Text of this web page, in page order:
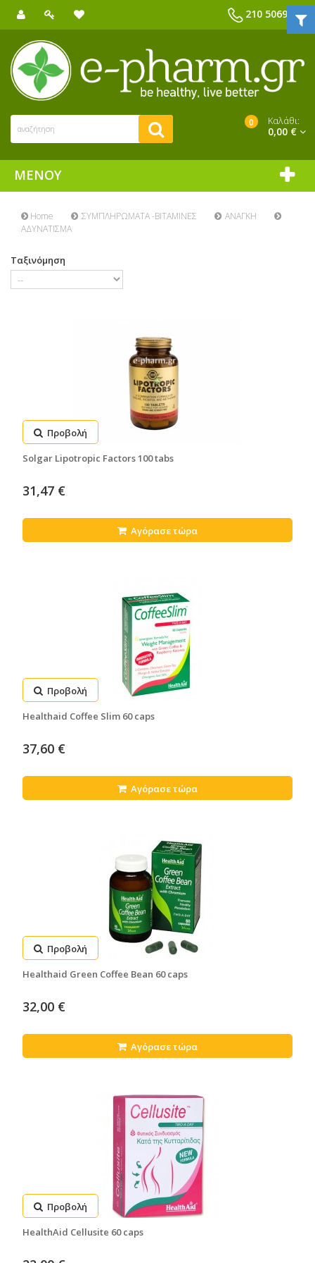
210 5069039
0 Καλάθι:
0,00 €
ΜΕΝΟΎ
Home ΣΥΜΠΛΗΡΩΜΑΤΑ -ΒΙΤΑΜΙΝΕΣ
ΑΝΑΓΚΗ
ΑΔΥΝΑΤΙΣΜΑ
Ταξινόμηση
Προβολή
Solgar Lipotropic Factors 100 tabs
31,47 €
Αγόρασε τώρα
Προβολή
Healthaid Coffee Slim 60 caps
37,60 €
Αγόρασε τώρα
Προβολή
Healthaid Green Coffee Bean 60 caps
32,00 €
Αγόρασε τώρα
Προβολή
HealthAid Cellusite 60 caps